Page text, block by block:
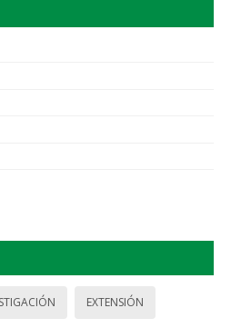
EXTENSIÓN